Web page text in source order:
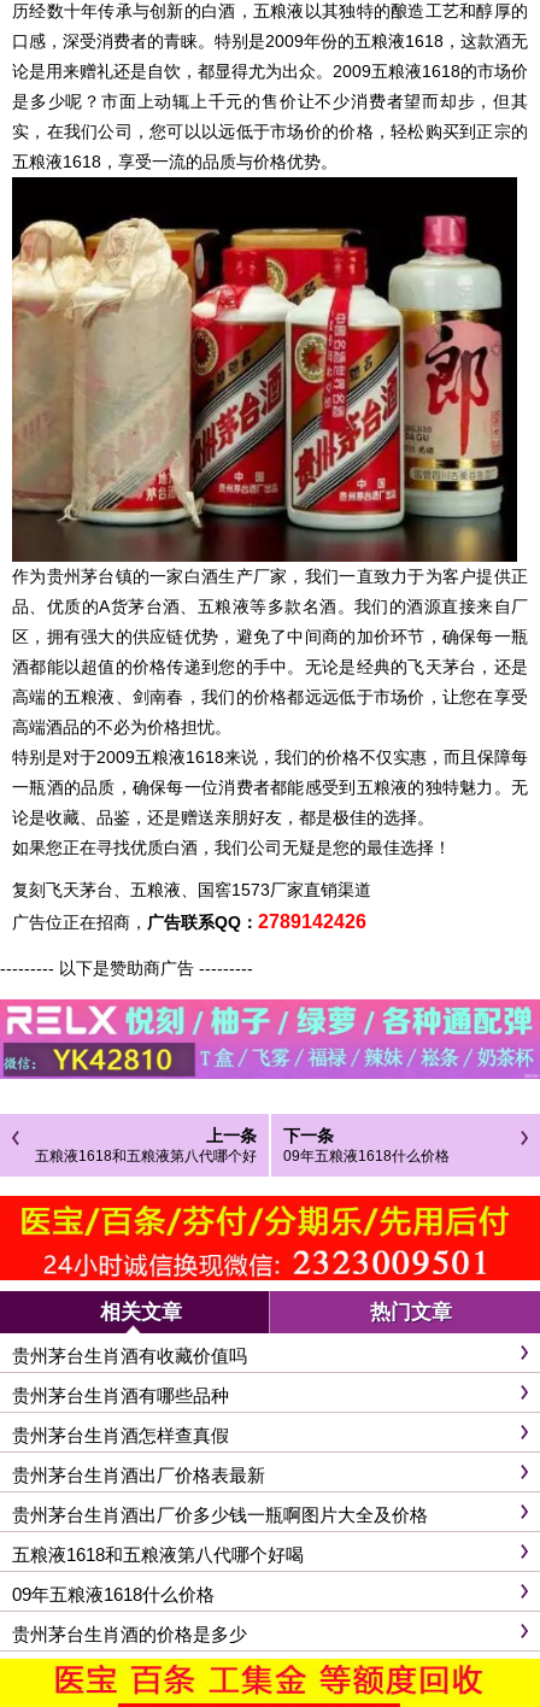
历经数十年传承与创新的白酒，五粮液以其独特的酿造工艺和醇厚的
口感，深受消费者的青睐。特别是2009年份的五粮液1618，这款酒无
论是用来赠礼还是自饮，都显得尤为出众。2009五粮液1618的市场价
是多少呢？市面上动辄上千元的售价让不少消费者望而却步，但其
实，在我们公司，您可以以远低于市场价的价格，轻松购买到正宗的
五粮液1618，享受一流的品质与价格优势。
作为贵州茅台镇的一家白酒生产厂家，我们一直致力于为客户提供正
品、优质的A货茅台酒、五粮液等多款名酒。我们的酒源直接来自厂
区，拥有强大的供应链优势，避免了中间商的加价环节，确保每一瓶
酒都能以超值的价格传递到您的手中。无论是经典的飞天茅台，还是
高端的五粮液、剑南春，我们的价格都远远低于市场价，让您在享受
高端酒品的不必为价格担忧。
特别是对于2009五粮液1618来说，我们的价格不仅实惠，而且保障每
一瓶酒的品质，确保每一位消费者都能感受到五粮液的独特魅力。无
论是收藏、品鉴，还是赠送亲朋好友，都是极佳的选择。
如果您正在寻找优质白酒，我们公司无疑是您的最佳选择！
复刻飞天茅台、五粮液、国窖1573厂家直销渠道
广告位正在招商， 广告联系QQ： 2789142426
--------- 以下是赞助商广告 ---------
上一条
五粮液1618和五粮液第八代哪个好
喝
下一条
09年五粮液1618什么价格
相关文章 热门文章
贵州茅台生肖酒有收藏价值吗
贵州茅台生肖酒有哪些品种
贵州茅台生肖酒怎样查真假
贵州茅台生肖酒出厂价格表最新
贵州茅台生肖酒出厂价多少钱一瓶啊图片大全及价格
五粮液1618和五粮液第八代哪个好喝
09年五粮液1618什么价格
贵州茅台生肖酒的价格是多少